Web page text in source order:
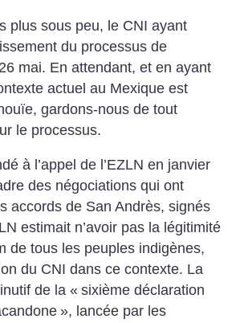
plus sous peu, le CNI ayant
du processus de
mai. En attendant, et en ayant
actuel au Mexique est
gardons-nous de tout
le processus.
à l’appel de l’EZLN en janvier
des négociations qui ont
accords de San Andrès, signés
estimait n’avoir pas la légitimité
de tous les peuples indigènes,
du CNI dans ce contexte. La
de la « sixième déclaration
», lancée par les